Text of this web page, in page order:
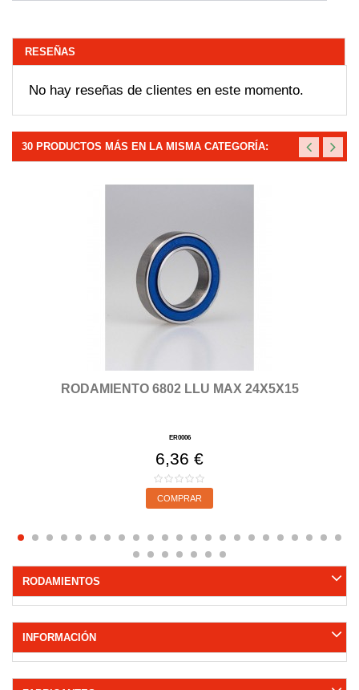
RESEÑAS
No hay reseñas de clientes en este momento.
30 PRODUCTOS MÁS EN LA MISMA CATEGORÍA:
RODAMIENTO 6802 LLU MAX 24X5X15
ER0006
6,36 €
COMPRAR
RODAMIENTOS
INFORMACIÓN